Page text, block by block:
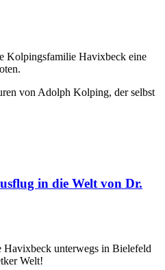
Kolpingsfamilie Havixbeck eine
von Adolph Kolping, der selbst
in die Welt von Dr.
unterwegs in Bielefeld
Welt!